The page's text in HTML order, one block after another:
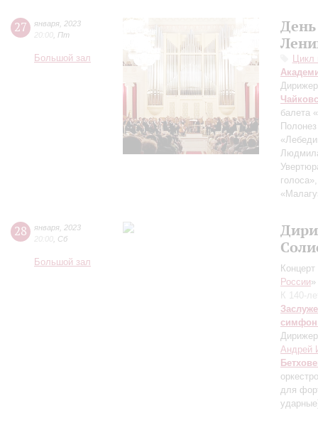
27 января 2023
20:00 Пт
Большой зал
Цикл
балета
28 января 2023
20:00 Сб
Большой зал
России»
К 140-
Андрей
для